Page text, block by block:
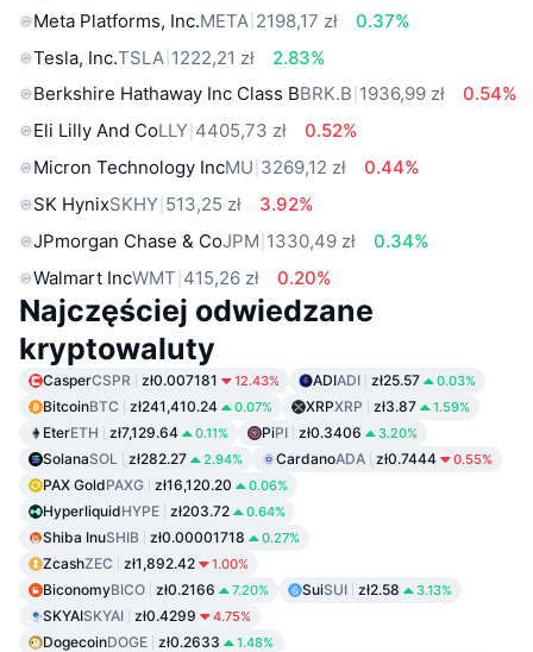
Meta Platforms, Inc.META 2198,17 zł
0.37%
Tesla, Inc.TSLA 1222,21 zł
2.83%
Berkshire Hathaway Inc Class BBRK.B 1936,99 zł
0.54%
Eli Lilly And CoLLY 4405,73 zł
0.52%
Micron Technology IncMU 3269,12 zł
0.44%
SK HynixSKHY 513,25 zł
3.92%
JPmorgan Chase & CoJPM 1330,49 zł
0.34%
Walmart IncWMT 415,26 zł 0.20%
Najczęściej odwiedzane
kryptowaluty
CasperCSPR zł0.007181 12.43% ADIADI zł25.57 0.03%
BitcoinBTC zł241,410.24 0.07% XRPXRP zł3.87 1.59%
EterETH zł7,129.64 0.11% PiPI zł0.3406 3.20%
SolanaSOL zł282.27 2.94% CardanoADA zł0.7444 0.55%
PAX GoldPAXG zł16,120.20 0.06%
HyperliquidHYPE zł203.72 0.64%
Shiba InuSHIB zł0.00001718 0.27%
ZcashZEC zł1,892.42 1.00%
BiconomyBICO zł0.2166 7.20% SuiSUI zł2.58 3.13%
SKYAISKYAI zł0.4299 4.75%
DogecoinDOGE zł0.2633 1.48%